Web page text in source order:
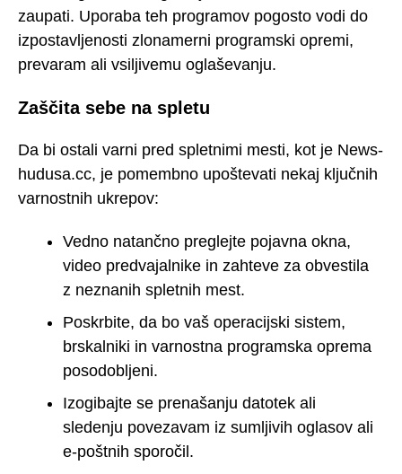
zaupati. Uporaba teh programov pogosto vodi do
izpostavljenosti zlonamerni programski opremi,
prevaram ali vsiljivemu oglaševanju.
Zaščita sebe na spletu
Da bi ostali varni pred spletnimi mesti, kot je News-
hudusa.cc, je pomembno upoštevati nekaj ključnih
varnostnih ukrepov:
Vedno natančno preglejte pojavna okna,
video predvajalnike in zahteve za obvestila
z neznanih spletnih mest.
Poskrbite, da bo vaš operacijski sistem,
brskalniki in varnostna programska oprema
posodobljeni.
Izogibajte se prenašanju datotek ali
sledenju povezavam iz sumljivih oglasov ali
e-poštnih sporočil.